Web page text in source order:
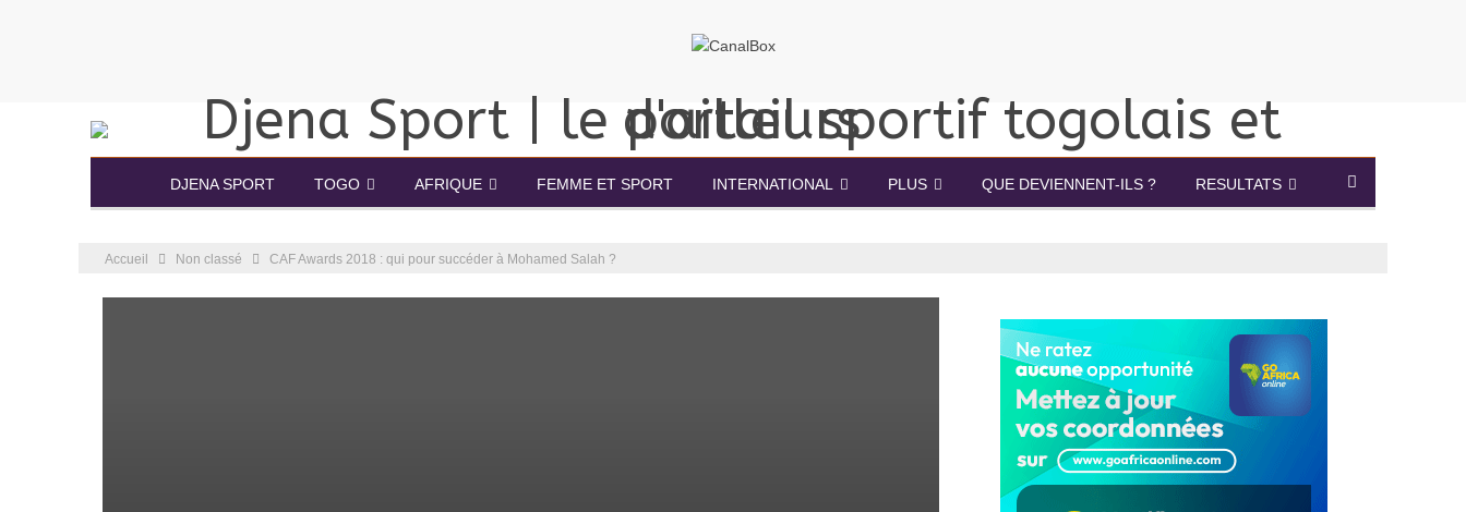
DJENA SPORT TOGO AFRIQUE FEMME ET SPORT INTERNATIONAL PLUS QUE DEVIENNENT-ILS ? RESULTATS
Accueil Non classé CAF Awards 2018 : qui pour succéder à Mohamed Salah ?